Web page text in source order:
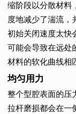
缩阶段以分散材料
度地减少了湍流，
初始关闭速度太快
可能会导致在远处
材料的软化曲线相
均匀用力
整个型腔表面的压
拉杆磨损都会在一